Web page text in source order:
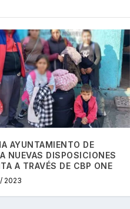
AYUNTAMIENTO DE
NUEVAS DISPOSICIONES
A TRAVÉS DE CBP ONE
2023